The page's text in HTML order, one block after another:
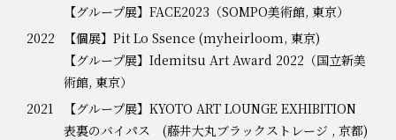
【グループ展】FACE2023（SOMPO美術館, 東京）
2022
【個展】Pit Lo Ssence (myheirloom, 東京)
【グループ展】Idemitsu Art Award 2022（国立新美
術館, 東京）
2021
【グループ展】KYOTO ART LOUNGE EXHIBITION
表裏のバイパス (藤井大丸ブラックストレージ , 京都)